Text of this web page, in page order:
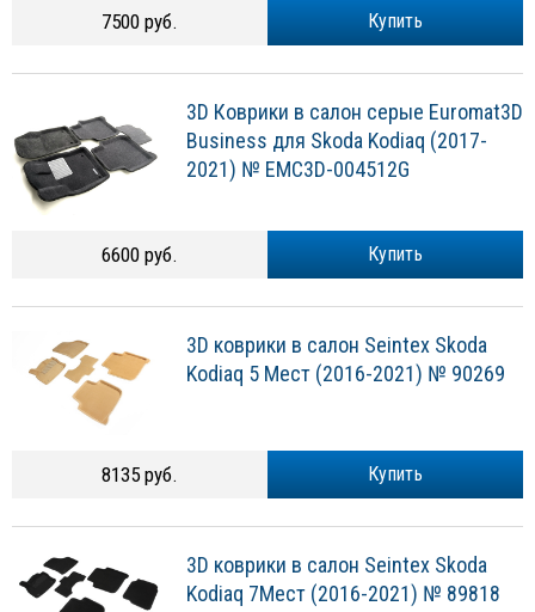
Купить
7500 руб.
3D Коврики в салон серые Euromat3D
Business для Skoda Kodiaq (2017-
2021) № EMC3D-004512G
Купить
6600 руб.
3D коврики в салон Seintex Skoda
Kodiaq 5 Мест (2016-2021) № 90269
Купить
8135 руб.
3D коврики в салон Seintex Skoda
Kodiaq 7Мест (2016-2021) № 89818